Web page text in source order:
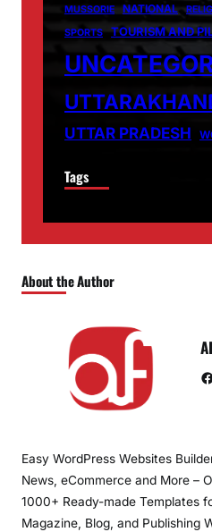
MUSSORIE NATIONAL
SPORTS
TOURISM AND
UTTAR PRADESH
Tags
About the Author
Facebook
Easy WordPress Websites
News, eCommerce and More –
1000+ Ready-made Templates
Magazine, Blog, and Publishing